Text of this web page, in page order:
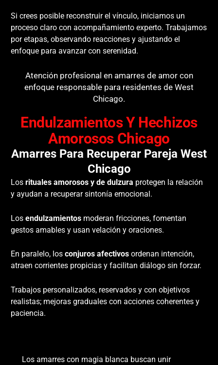
Si crees posible reconstruir el vínculo, iniciamos un
proceso claro con acompañamiento experto. Trabajamos
por etapas, observando reacciones y ajustando el
enfoque para avanzar con serenidad.
Atención profesional en amarres de amor con
enfoque responsable para residentes de West
Chicago.
Endulzamientos Y Hechizos
Amorosos Chicago
Amarres Para Recuperar Pareja West
Chicago
Los rituales amorosos y de dulzura protegen la relación
y ayudan a recuperar sintonía emocional.
Los endulzamientos moderan fricciones, fomentan
gestos amables y usan velación y oraciones.
En paralelo, los conjuros afectivos ordenan intención,
atraen corrientes propicias y facilitan diálogo sin forzar.
Trabajos personalizados, reservados y con objetivos
realistas; mejoras graduales con acciones coherentes y
paciencia.
Los amarres con magia blanca buscan unir